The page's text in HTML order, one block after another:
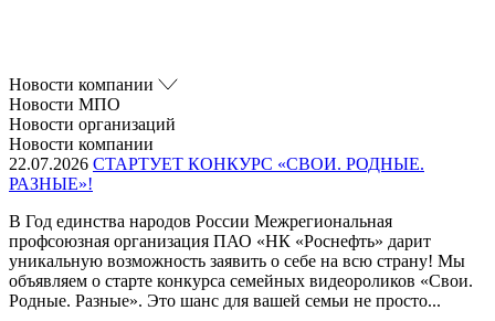
Новости компании
Новости МПО
Новости организаций
Новости компании
22.07.2026 СТАРТУЕТ КОНКУРС «СВОИ. РОДНЫЕ.
РАЗНЫЕ»!
В Год единства народов России Межрегиональная
профсоюзная организация ПАО «НК «Роснефть» дарит
уникальную возможность заявить о себе на всю страну! Мы
объявляем о старте конкурса семейных видеороликов «Свои.
Родные. Разные». Это шанс для вашей семьи не просто...